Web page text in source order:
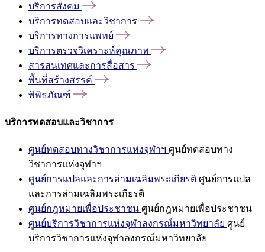
บริการสังคม
บริการทดสอบและวิชาการ
บริการทางการแพทย์
บริการตรวจวิเคราะห์คุณภาพ
สารสนเทศและการสื่อสาร
พื้นที่สร้างสรรค์
พิพิธภัณฑ์
บริการทดสอบและวิชาการ
ศูนย์ทดสอบทางวิชาการแห่งจุฬาฯ ศูนย์ทดสอบทาง
วิชาการแห่งจุฬาฯ
ศูนย์การแปลและการล่ามเฉลิมพระเกียรติ ศูนย์การแปล
และการล่ามเฉลิมพระเกียรติ
ศูนย์กฎหมายเพื่อประชาชน ศูนย์กฎหมายเพื่อประชาชน
ศูนย์บริการวิชาการแห่งจุฬาลงกรณ์มหาวิทยาลัย ศูนย์
บริการวิชาการแห่งจุฬาลงกรณ์มหาวิทยาลัย